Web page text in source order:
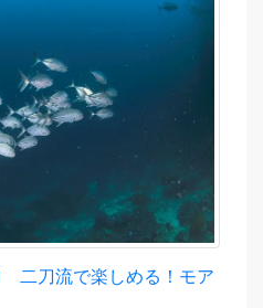
二刀流で楽しめる！モア